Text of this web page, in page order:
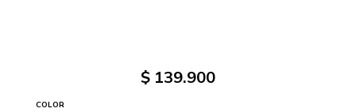
$ 139.900
COLOR